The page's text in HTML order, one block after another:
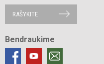
RAŠYKITE
Bendraukime